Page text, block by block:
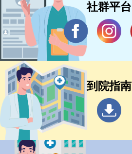
社群平台
到院指南